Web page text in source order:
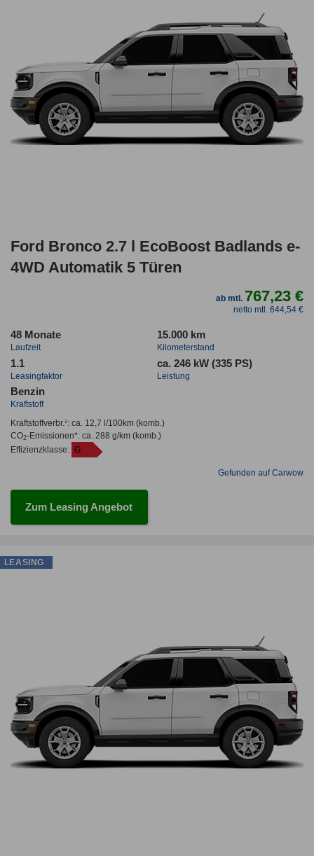
Ford Bronco 2.7 l EcoBoost Badlands e-
4WD Automatik 5 Türen
ab mtl. 767,23 €
netto mtl. 644,54 €
48 Monate
Laufzeit
15.000 km
Kilometerstand
1.1
Leasingfaktor
ca. 246 kW (335 PS)
Leistung
Benzin
Kraftstoff
Kraftstoffverbr.¹: ca. 12,7 l/100km(komb.)
CO2-Emissionen*: ca. 288 g/km(komb.)
Effizienzklasse: G
Gefunden auf Carwow
Zum Leasing Angebot
LEASING